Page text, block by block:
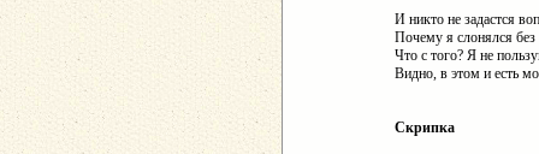
И никто не задастся
Почему я слонялся
Что с того? Я не
Видно, в этом и есть
Скрипка